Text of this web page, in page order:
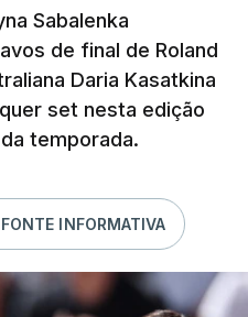
Sabalenka
de final de Roland
Daria Kasatkina
set nesta edição
temporada.
INFORMATIVA